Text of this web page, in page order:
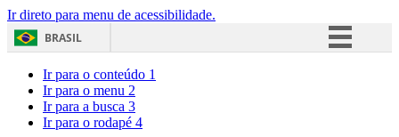
Ir direto para menu de acessibilidade.
BRASIL
Ir para o conteúdo 1
Ir para o menu 2
Ir para a busca 3
Ir para o rodapé 4